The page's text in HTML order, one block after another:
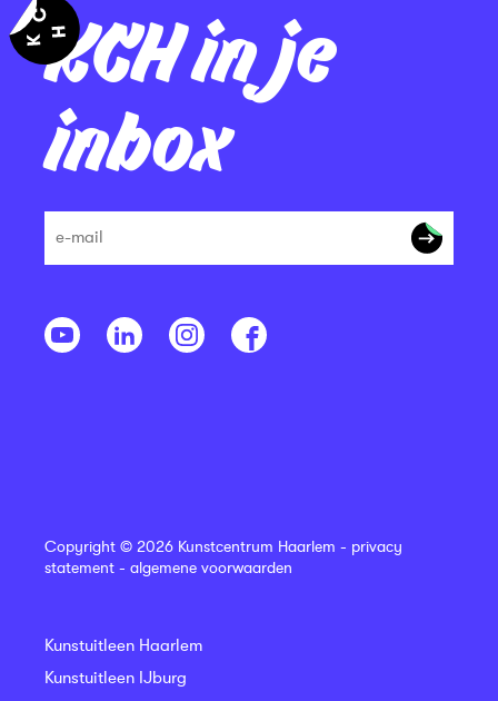
KCH in je
inbox
Copyright © 2026 Kunstcentrum Haarlem - privacy
statement - algemene voorwaarden
Kunstuitleen Haarlem
Kunstuitleen IJburg